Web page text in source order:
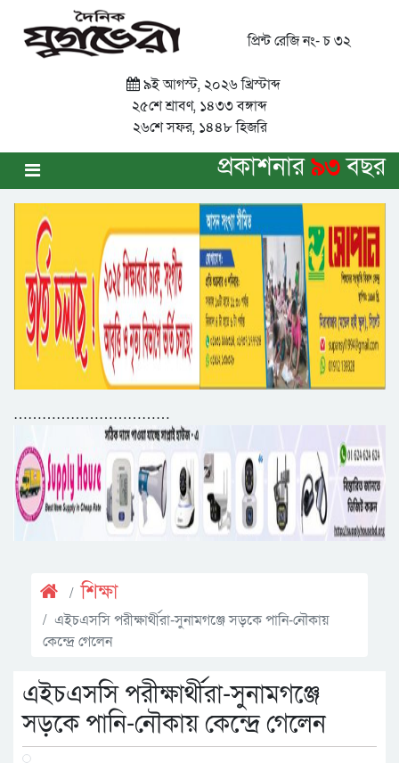
প্রিন্ট রেজি নং- চ ৩২
৯ই আগস্ট, ২০২৬ খ্রিস্টাব্দ
২৫শে শ্রাবণ, ১৪৩৩ বঙ্গাব্দ
২৬শে সফর, ১৪৪৮ হিজরি
প্রকাশনার৯৩বছর
……………………………
শিক্ষা
এইচএসসি পরীক্ষার্থীরা-সুনামগঞ্জে সড়কে পানি-নৌকায়
কেন্দ্রে গেলেন
এইচএসসি পরীক্ষার্থীরা-সুনামগঞ্জে
সড়কে পানি-নৌকায় কেন্দ্রে গেলেন